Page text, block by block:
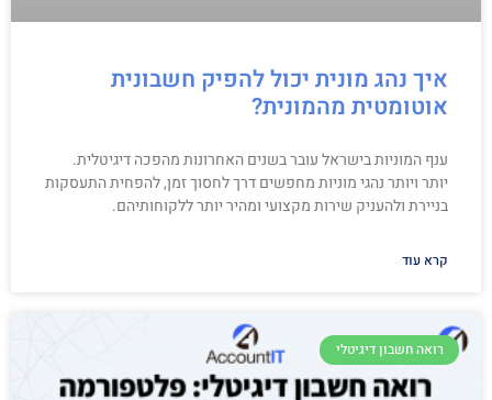
איך נהג מונית יכול להפיק חשבונית
אוטומטית מהמונית?
ענף המוניות בישראל עובר בשנים האחרונות מהפכה דיגיטלית.
יותר ויותר נהגי מוניות מחפשים דרך לחסוך זמן, להפחית התעסקות
בניירת ולהעניק שירות מקצועי ומהיר יותר ללקוחותיהם.
קרא עוד
רואה חשבון דיגיטלי